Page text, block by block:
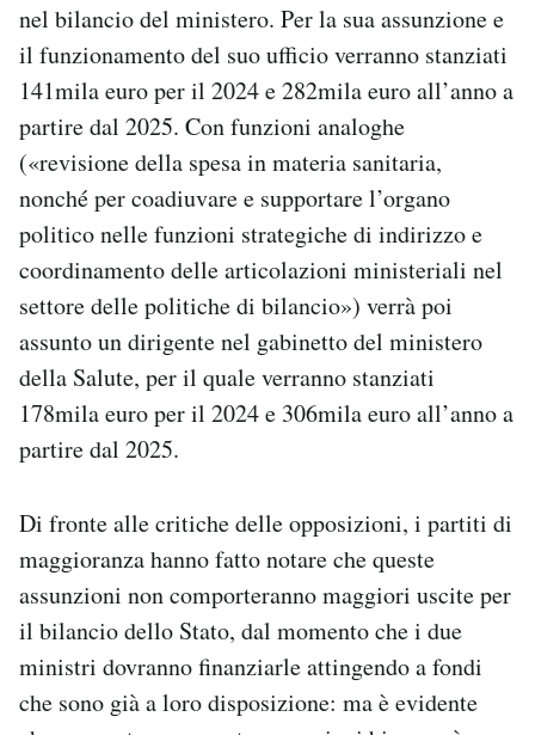
nel bilancio del ministero. Per la sua assunzione e
il funzionamento del suo ufficio verranno stanziati
141mila euro per il 2024 e 282mila euro all’anno a
partire dal 2025. Con funzioni analoghe
(«revisione della spesa in materia sanitaria,
nonché per coadiuvare e supportare l’organo
politico nelle funzioni strategiche di indirizzo e
coordinamento delle articolazioni ministeriali nel
settore delle politiche di bilancio») verrà poi
assunto un dirigente nel gabinetto del ministero
della Salute, per il quale verranno stanziati
178mila euro per il 2024 e 306mila euro all’anno a
partire dal 2025.
Di fronte alle critiche delle opposizioni, i partiti di
maggioranza hanno fatto notare che queste
assunzioni non comporteranno maggiori uscite per
il bilancio dello Stato, dal momento che i due
ministri dovranno finanziarle attingendo a fondi
che sono già a loro disposizione: ma è evidente